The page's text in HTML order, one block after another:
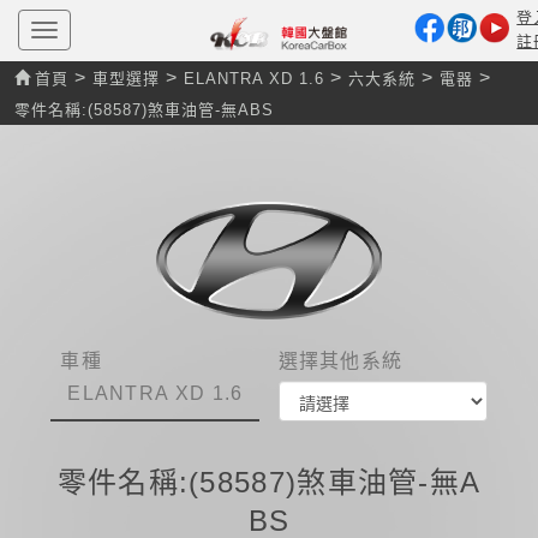
T
o
g
g
l
e
登
註
首頁 > 車型選擇 > ELANTRA XD 1.6 > 六大系統 > 電器 >
零件名稱:(58587)煞車油管-無ABS
車種
ELANTRA XD 1.6
選擇其他系統
零件名稱:(58587)煞車油管-無A
BS